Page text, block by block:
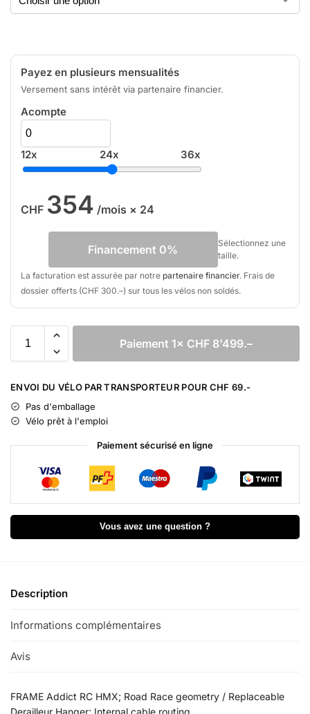
Payez en plusieurs mensualités
Versement sans intérêt via partenaire financier.
Acompte
12x 24x 36x
CHF 354 /mois × 24
Financement 0%
Sélectionnez une
taille.
La facturation est assurée par notre partenaire financier. Frais de
dossier offerts (CHF 300.–) sur tous les vélos non soldés.
Paiement 1× CHF 8'499.–
l
t
e
n
v
e
:
ENVOI DU VÉLO PAR TRANSPORTEUR POUR CHF 69.-
Pas d'emballage
Vélo prêt à l'emploi
Paiement sécurisé en ligne
Vous avez une question ?
Description
Informations complémentaires
Avis
FRAME Addict RC HMX; Road Race geometry / Replaceable
Derailleur Hanger; Internal cable routing